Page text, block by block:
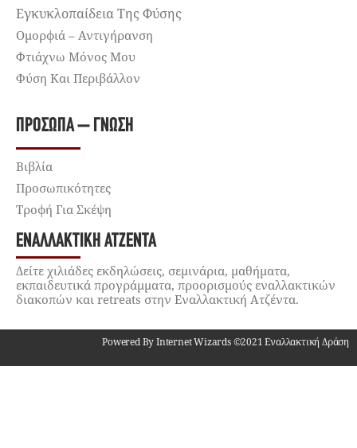
Εγκυκλοπαίδεια Της Φύσης
Ομορφιά – Αντιγήρανση
Φτιάχνω Μόνος Μου
Φύση Και Περιβάλλον
ΠΡΌΣΩΠΑ – ΓΝΏΣΗ
Βιβλία
Προσωπικότητες
Τροφή Για Σκέψη
ΕΝΑΛΛΑΚΤΙΚΉ ΑΤΖΈΝΤΑ
Δείτε χιλιάδες εκδηλώσεις, σεμινάρια, μαθήματα,
εκπαιδευτικά προγράμματα, προορισμούς εναλλακτικών
διακοπών και retreats στην Εναλλακτική Ατζέντα.
Powered By Internet Wizards ©2021 Εναλλακτική Δράση